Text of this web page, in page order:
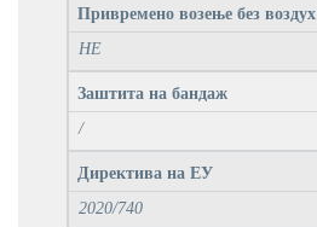
Привремено возење без воздух
НЕ
Заштита на бандаж
/
Директива на ЕУ
2020/740